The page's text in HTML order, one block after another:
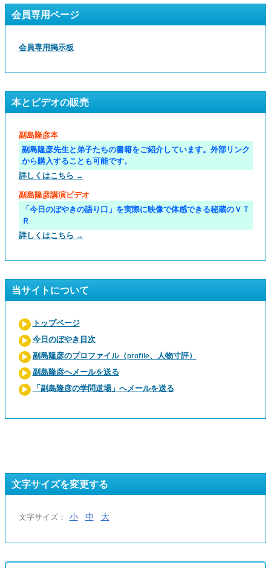
会員専用ページ
会員専用掲示板
本とビデオの販売
副島隆彦本
副島隆彦先生と弟子たちの書籍をご紹介しています。外部リンク
から購入することも可能です。
詳しくはこちら →
副島隆彦講演ビデオ
「今日のぼやきの語り口」を実際に映像で体感できる秘蔵のＶＴ
Ｒ
詳しくはこちら →
当サイトについて
トップページ
今日のぼやき目次
副島隆彦のプロファイル（profile、人物寸評）
副島隆彦へメールを送る
「副島隆彦の学問道場」へメールを送る
文字サイズを変更する
文字サイズ： 小 中 大